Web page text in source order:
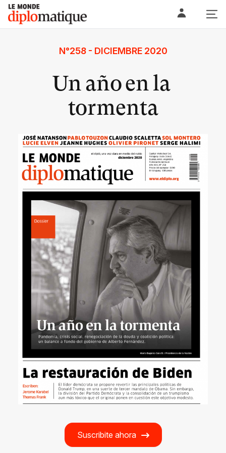
Skip
content
Le monde diplomatique
N°258 - DICIEMBRE 2020
Un año en la
tormenta
Suscribite ahora